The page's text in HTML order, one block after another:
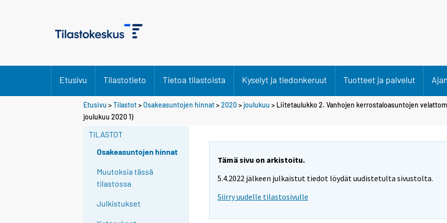
Etusivu Tilastotieto Tietoa tilastoista Kyselyt ja tiedonkeruut Tuotteet ja palvelut
Etusivu >Tilastot>Osakeasuntojen hinnat>2020 > joulukuu > Liitetaulukko 2. Vanhojen kerrostaloasuntojen
joulukuu 2020 1)
TILASTOT
Osakeasuntojen hinnat
Muutoksia tässä
tilastossa
Julkistukset
Tämä sivu on arkistoitu.
5.4.2022 jälkeen julkaistut tiedot löydät uudistetulta sivustolta.
Siirry uudelle tilastosivulle